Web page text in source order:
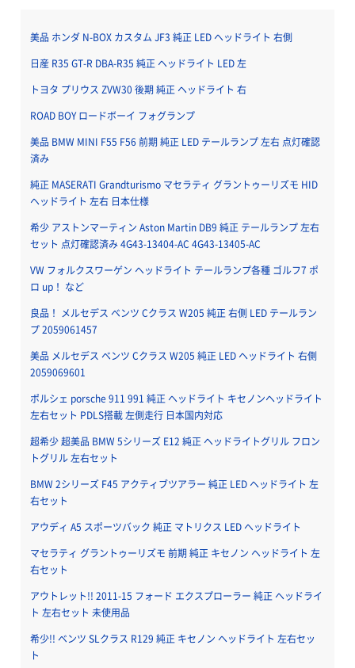
美品 ホンダ N-BOX カスタム JF3 純正 LED ヘッドライト 右側
日産 R35 GT-R DBA-R35 純正 ヘッドライト LED 左
トヨタ プリウス ZVW30 後期 純正 ヘッドライト 右
ROAD BOY ロードボーイ フォグランプ
美品 BMW MINI F55 F56 前期 純正 LED テールランプ 左右 点灯確認
済み
純正 MASERATI Grandturismo マセラティ グラントゥーリズモ HID
ヘッドライト 左右 日本仕様
希少 アストンマーティン Aston Martin DB9 純正 テールランプ 左右
セット 点灯確認済み 4G43-13404-AC 4G43-13405-AC
VW フォルクスワーゲン ヘッドライト テールランプ各種 ゴルフ7 ポ
ロ up！ など
良品！ メルセデス ベンツ Cクラス W205 純正 右側 LED テールラン
プ 2059061457
美品 メルセデス ベンツ Cクラス W205 純正 LED ヘッドライト 右側
2059069601
ポルシェ porsche 911 991 純正 ヘッドライト キセノンヘッドライト
左右セット PDLS搭載 左側走行 日本国内対応
超希少 超美品 BMW 5シリーズ E12 純正 ヘッドライトグリル フロン
トグリル 左右セット
BMW 2シリーズ F45 アクティブツアラー 純正 LED ヘッドライト 左
右セット
アウディ A5 スポーツバック 純正 マトリクス LED ヘッドライト
マセラティ グラントゥーリズモ 前期 純正 キセノン ヘッドライト 左
右セット
アウトレット!! 2011-15 フォード エクスプローラー 純正 ヘッドライ
ト 左右セット 未使用品
希少!! ベンツ SLクラス R129 純正 キセノン ヘッドライト 左右セッ
ト